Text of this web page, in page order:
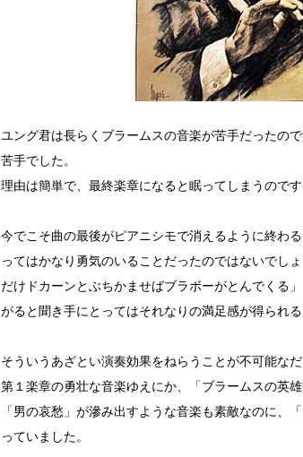
ユング君は長らくブラームスの音楽が苦手だったの
苦手でした。
理由は簡単で、最終楽章になると眠ってしまうのです
今でこそ曲の最後がピアニシモで消えるように終わ
ってはかなり勇気のいることだったのではないでし
だけドカーンとぶちかませばブラボーがとんでくる
がると聞き手にとってはそれなりの満足感が得られる
そういうあざとい演奏効果をねらうことが不可能な
第１楽章の勇壮な音楽ゆえにか、「ブラームスの英
「男の哀愁」が滲み出すような音楽も素敵なのに、
っていました。